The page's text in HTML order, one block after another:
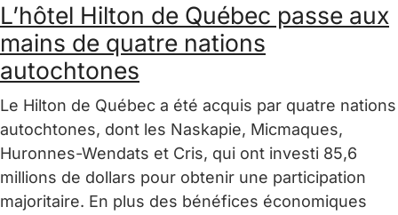
L’hôtel Hilton de Québec passe aux
mains de quatre nations
autochtones
Le Hilton de Québec a été acquis par quatre nations
autochtones, dont les Naskapie, Micmaques,
Huronnes-Wendats et Cris, qui ont investi 85,6
millions de dollars pour obtenir une participation
majoritaire. En plus des bénéfices économiques